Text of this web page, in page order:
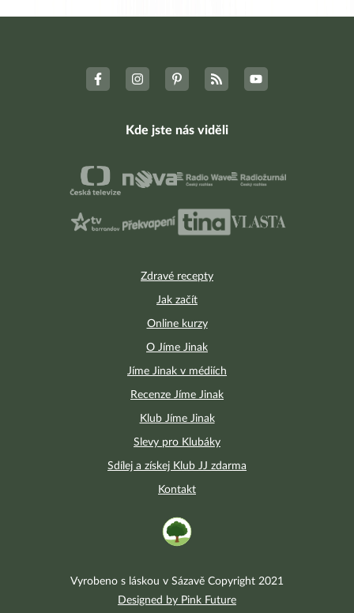
Zdravé recepty
Jak začít
Online kurzy
O Jíme Jinak
Jíme Jinak v médiích
Recenze Jíme Jinak
Klub Jíme Jinak
Slevy pro Klubáky
Sdílej a získej Klub JJ zdarma
Kontakt
Kde jste nás viděli
Vyrobeno s láskou v Sázavě Copyright 2021
Designed by Pink Future